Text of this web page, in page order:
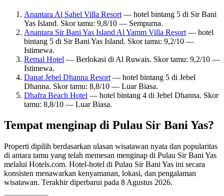
Anantara Al Sahel Villa Resort — hotel bintang 5 di Sir Bani
Yas Island. Skor tamu: 9,8/10 — Sempurna.
Anantara Sir Bani Yas Island Al Yamm Villa Resort — hotel
bintang 5 di Sir Bani Yas Island. Skor tamu: 9,2/10 —
Istimewa.
Remal Hotel — Berlokasi di Al Ruwais. Skor tamu: 9,2/10 —
Istimewa.
Danat Jebel Dhanna Resort — hotel bintang 5 di Jebel
Dhanna. Skor tamu: 8,8/10 — Luar Biasa.
Dhafra Beach Hotel — hotel bintang 4 di Jebel Dhanna. Skor
tamu: 8,8/10 — Luar Biasa.
Tempat menginap di Pulau Sir Bani Yas?
Properti dipilih berdasarkan ulasan wisatawan nyata dan popularitas
di antara tamu yang telah memesan menginap di Pulau Sir Bani Yas
melalui Hotels.com. Hotel-hotel di Pulau Sir Bani Yas ini secara
konsisten menawarkan kenyamanan, lokasi, dan pengalaman
wisatawan. Terakhir diperbarui pada 8 Agustus 2026.